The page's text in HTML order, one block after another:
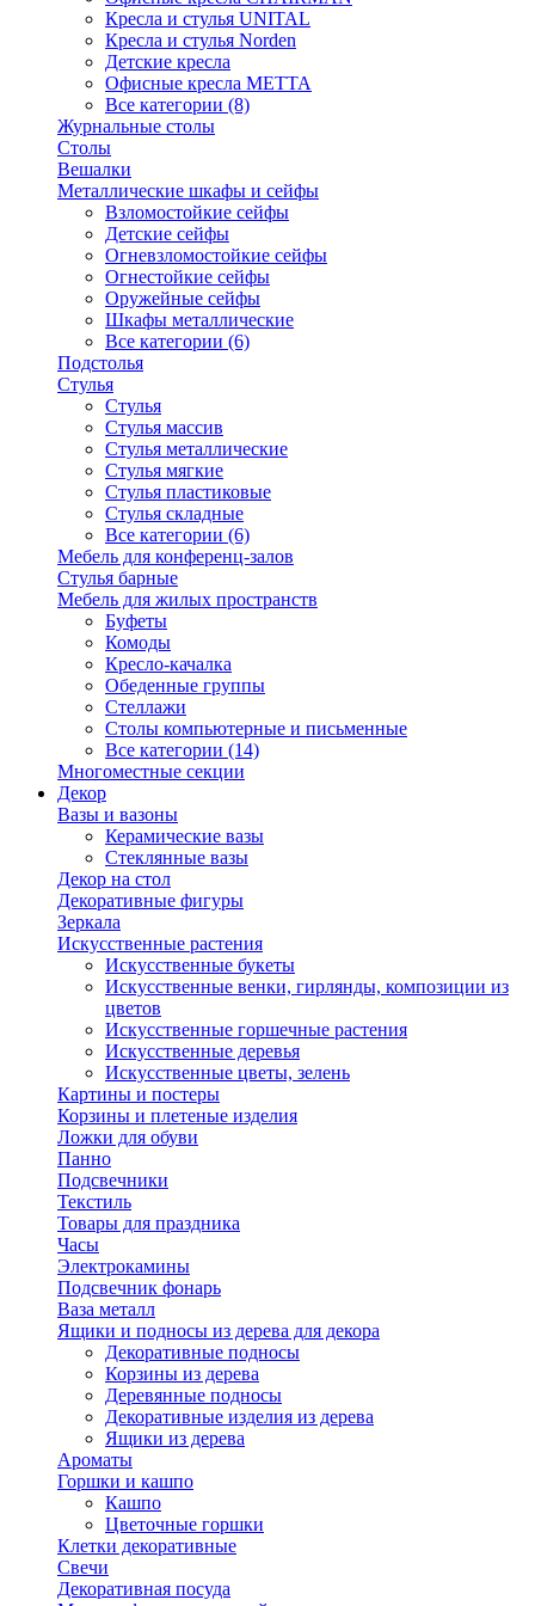
Кресла и стулья UNITAL
Кресла и стулья Norden
Детские кресла
Офисные кресла МЕТТА
Все категории (8)
Журнальные столы
Столы
Вешалки
Металлические шкафы и сейфы
Взломостойкие сейфы
Детские сейфы
Огневзломостойкие сейфы
Огнестойкие сейфы
Оружейные сейфы
Шкафы металлические
Все категории (6)
Подстолья
Стулья
Стулья
Стулья массив
Стулья металлические
Стулья мягкие
Стулья пластиковые
Стулья складные
Все категории (6)
Мебель для конференц-залов
Стулья барные
Мебель для жилых пространств
Буфеты
Комоды
Кресло-качалка
Обеденные группы
Стеллажи
Столы компьютерные и письменные
Все категории (14)
Многоместные секции
Декор
Вазы и вазоны
Керамические вазы
Стеклянные вазы
Декор на стол
Декоративные фигуры
Зеркала
Искусственные растения
Искусственные букеты
Искусственные венки, гирлянды, композиции из
цветов
Искусственные горшечные растения
Искусственные деревья
Искусственные цветы, зелень
Картины и постеры
Корзины и плетеные изделия
Ложки для обуви
Панно
Подсвечники
Текстиль
Товары для праздника
Часы
Электрокамины
Подсвечник фонарь
Ваза металл
Ящики и подносы из дерева для декора
Декоративные подносы
Корзины из дерева
Деревянные подносы
Декоративные изделия из дерева
Ящики из дерева
Ароматы
Горшки и кашпо
Кашпо
Цветочные горшки
Клетки декоративные
Свечи
Декоративная посуда